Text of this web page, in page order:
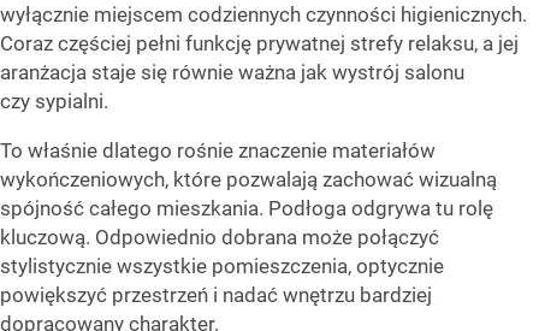
wyłącznie miejscem codziennych czynności higienicznych.
Coraz częściej pełni funkcję prywatnej strefy relaksu, a jej
aranżacja staje się równie ważna jak wystrój salonu
czy sypialni.
To właśnie dlatego rośnie znaczenie materiałów
wykończeniowych, które pozwalają zachować wizualną
spójność całego mieszkania. Podłoga odgrywa tu rolę
kluczową. Odpowiednio dobrana może połączyć
stylistycznie wszystkie pomieszczenia, optycznie
powiększyć przestrzeń i nadać wnętrzu bardziej
dopracowany charakter.